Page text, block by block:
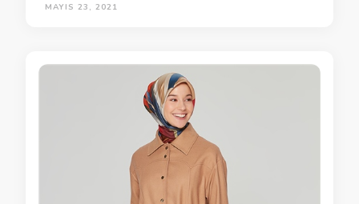
MAYIS 23, 2021